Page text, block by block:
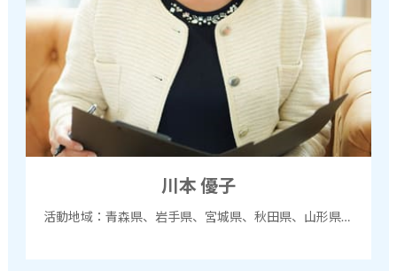
川本 優子
活動地域：青森県、岩手県、宮城県、秋田県、山形県、茨城県、栃木県、群馬県、埼玉県、千葉県、東京都、神奈川県、山梨県、岐阜県、静岡県、愛知県、三重県、滋賀県、京都府、大阪府、兵庫県、奈良県、和歌山県、オンライン